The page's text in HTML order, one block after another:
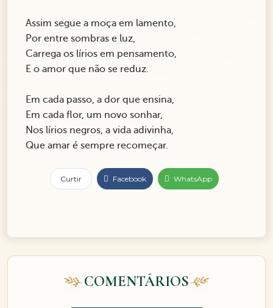
Assim segue a moça em lamento,
Por entre sombras e luz,
Carrega os lírios em pensamento,
E o amor que não se reduz.
Em cada passo, a dor que ensina,
Em cada flor, um novo sonhar,
Nos lírios negros, a vida adivinha,
Que amar é sempre recomeçar.
Curtir Facebook WhatsApp
COMENTÁRIOS